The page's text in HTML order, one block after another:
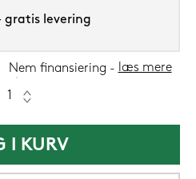
gratis levering
Nem finansiering læs mere
I KURV